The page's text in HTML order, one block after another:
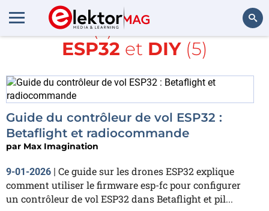
Article(s) avec la balise
ESP32 et DIY(5)
Guide du contrôleur de vol ESP32 :
Betaflight et radiocommande
par Max Imagination
9-01-2026 | Ce guide sur les drones ESP32 explique
comment utiliser le firmware esp-fc pour configurer
un contrôleur de vol ESP32 dans Betaflight et pil...